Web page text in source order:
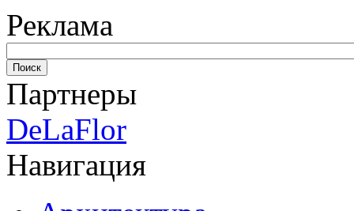
Реклама
Партнеры
DeLaFlor
Навигация